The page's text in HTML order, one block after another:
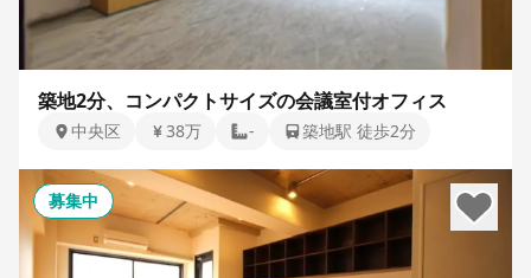
築地2分、コンパクトサイズの会議室付オフィス
中央区 38万 - 築地駅 徒歩2分
募集中